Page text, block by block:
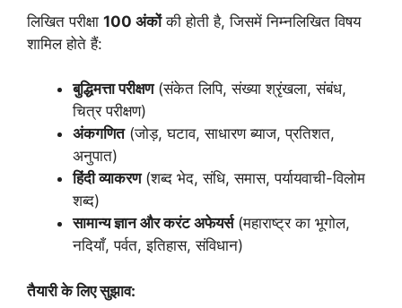
लिखित परीक्षा 100 अंकोंकी होती है, जिसमें निम्नलिखित विषय
शामिल होते हैं:
बुद्धिमत्तापरीक्षण(संकेत लिपि, संख्या श्रृंखला, संबंध,
चित्र परीक्षण)
अंकगणित(जोड़, घटाव, साधारण ब्याज, प्रतिशत,
अनुपात)
हिंदीव्याकरण(शब्द भेद, संधि, समास, पर्यायवाची-विलोम
शब्द)
सामान्यज्ञानऔरकरंटअफेयर्स(महाराष्ट्र का भूगोल,
नदियाँ, पर्वत, इतिहास, संविधान)
तैयारीकेलिएसुझाव: